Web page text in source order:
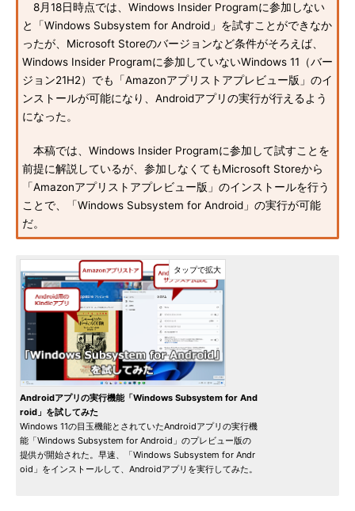
8月18日時点では、Windows Insider Programに参加しない
と「Windows Subsystem for Android」を試すことができなか
ったが、Microsoft Storeのバージョンなど条件がそろえば、
Windows Insider Programに参加していないWindows 11（バー
ジョン21H2）でも「Amazonアプリストアプレビュー版」のイ
ンストールが可能になり、Androidアプリの実行が行えるよう
になった。
本稿では、Windows Insider Programに参加して試すことを
前提に解説しているが、参加しなくてもMicrosoft Storeから
「Amazonアプリストアプレビュー版」のインストールを行う
ことで、「Windows Subsystem for Android」の実行が可能
だ。
Androidアプリの実行機能「Windows Subsystem for And
roid」を試してみた
Windows 11の目玉機能とされていたAndroidアプリの実行機
能「Windows Subsystem for Android」のプレビュー版の
提供が開始された。早速、「Windows Subsystem for Andr
oid」をインストールして、Androidアプリを実行してみた。